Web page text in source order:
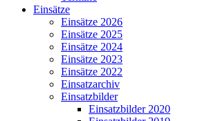
Einsätze
Einsätze 2026
Einsätze 2025
Einsätze 2024
Einsätze 2023
Einsätze 2022
Einsatzarchiv
Einsatzbilder
Einsatzbilder 2020